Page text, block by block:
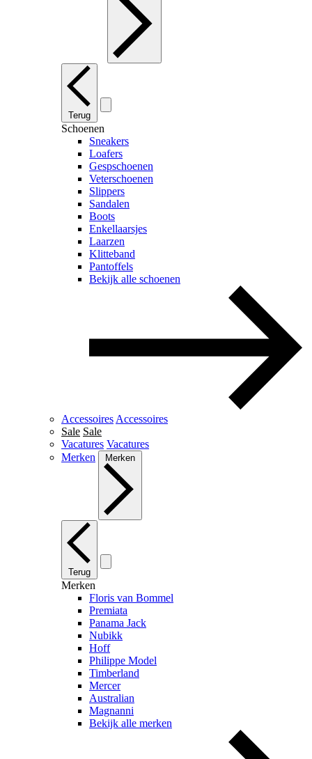
Terug
Schoenen
Sneakers
Loafers
Gespschoenen
Veterschoenen
Slippers
Sandalen
Boots
Enkellaarsjes
Laarzen
Klitteband
Pantoffels
Bekijk alle schoenen
Accessoires Accessoires
Sale Sale
Vacatures Vacatures
Merken
Merken
Terug
Merken
Floris van Bommel
Premiata
Panama Jack
Nubikk
Hoff
Philippe Model
Timberland
Mercer
Australian
Magnanni
Bekijk alle merken